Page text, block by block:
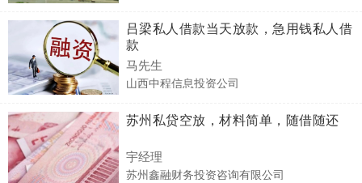
吕梁私人借款当天放款，急用钱私人借
款
马先生
山西中程信息投资公司
苏州私贷空放，材料简单，随借随还
宇经理
苏州鑫融财务投资咨询有限公司